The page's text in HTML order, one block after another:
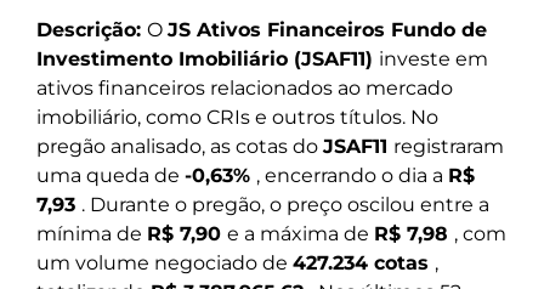
Descrição: O JS Ativos Financeiros Fundo de
Investimento Imobiliário (JSAF11) investe em
ativos financeiros relacionados ao mercado
imobiliário, como CRIs e outros títulos. No
pregão analisado, as cotas do JSAF11 registraram
uma queda de -0,63% , encerrando o dia a R$
7,93 . Durante o pregão, o preço oscilou entre a
mínima de R$ 7,90 e a máxima de R$ 7,98 , com
um volume negociado de 427.234 cotas ,